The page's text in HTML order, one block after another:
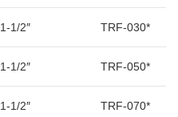
1-1/2″ TRF-030*
1-1/2″ TRF-050*
1-1/2″ TRF-070*